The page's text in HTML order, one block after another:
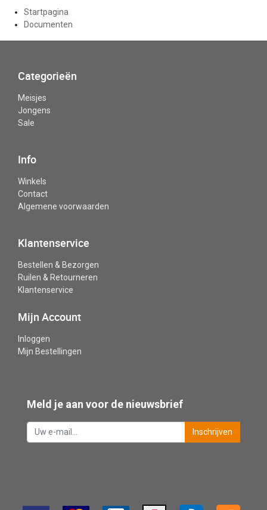
Startpagina
Documenten
Categorieën
Meisjes
Jongens
Sale
Info
Winkels
Contact
Algemene voorwaarden
Klantenservice
Bestellen & Bezorgen
Ruilen & Retourneren
Klantenservice
Mijn Account
Inloggen
Mijn Bestellingen
Meld je aan voor de nieuwsbrief
Inschrijven